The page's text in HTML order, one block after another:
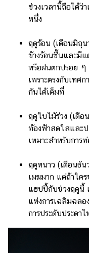
ช่วงเวลานี้ถือได้ว่
หนึ่ง
ฤดูร้อน (เดือนมิถุ
ข้างร้อนชื้นและมีแ
หรือฝนตกปรอย ๆ
เพราะตรงกับเทศ
กันได้เต็มที่
ฤดูใบไม้ร่วง (เดื
ท้องฟ้าสดใสและ
เหมาะสำหรับการ
ฤดูหนาว (เดือนธั
เมฆมาก แต่ถ้าใค
แฮปปี้กับช่วงฤดูนี้
แห่งการเฉลิมฉล
การประดับประดา